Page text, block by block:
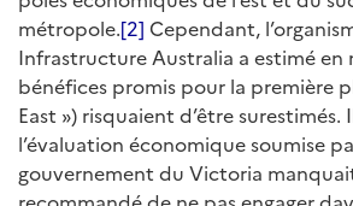
métropole.[2] Cependant,
Infrastructure Australia a estimé en
bénéfices promis pour la première
East ») risquaient d’être surestimés.
l’évaluation économique soumise
gouvernement du Victoria